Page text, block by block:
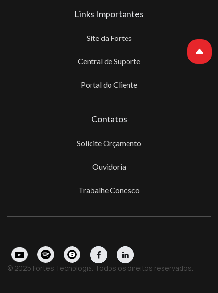
Links Importantes
Site da Fortes
Central de Suporte
Portal do Cliente
Contatos
Solicite Orçamento
Ouvidoria
Trabalhe Conosco
© 2025 Fortes Tecnologia. Todos os direitos reservados.